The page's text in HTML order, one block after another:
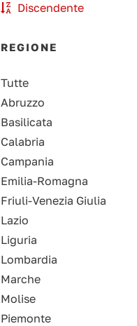
Discendente
REGIONE
Tutte
Abruzzo
Basilicata
Calabria
Campania
Emilia-Romagna
Friuli-Venezia Giulia
Lazio
Liguria
Lombardia
Marche
Molise
Piemonte